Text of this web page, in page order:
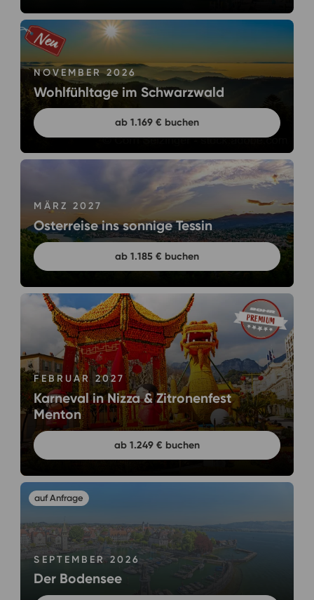
NOVEMBER 2026
Wohlfühltage im Schwarzwald
ab 1.169 € buchen
MÄRZ 2027
Osterreise ins sonnige Tessin
ab 1.185 € buchen
FEBRUAR 2027
Karneval in Nizza & Zitronenfest
Menton
ab 1.249 € buchen
SEPTEMBER 2026
Der Bodensee